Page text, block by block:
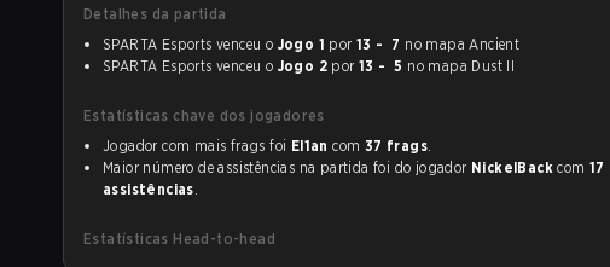
Detalhes da partida
SPARTA Esports venceu o Jogo 1 por 13 - 7 no mapa Ancient
SPARTA Esports venceu o Jogo 2 por 13 - 5 no mapa Dust II
Estatísticas chave dos jogadores
Jogador com mais frags foi El1an com 37 frags.
Maior número de assistências na partida foi do jogador NickelBack com 17
assistências.
Estatísticas Head-to-head